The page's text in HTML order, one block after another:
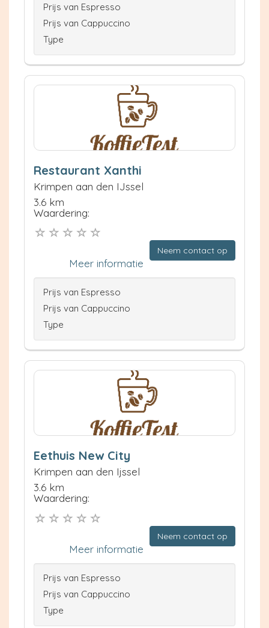
Prijs van Espresso
Prijs van Cappuccino
Type
Restaurant Xanthi
Krimpen aan den IJssel
3.6 km
Waardering:
Neem contact op
Meer informatie
Prijs van Espresso
Prijs van Cappuccino
Type
Eethuis New City
Krimpen aan den Ijssel
3.6 km
Waardering:
Neem contact op
Meer informatie
Prijs van Espresso
Prijs van Cappuccino
Type